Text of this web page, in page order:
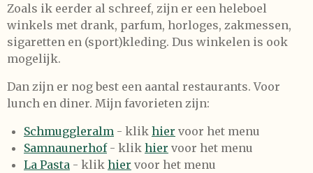
Zoals ik eerder al schreef, zijn er een heleboel
winkels met drank, parfum, horloges, zakmessen,
sigaretten en (sport)kleding. Dus winkelen is ook
mogelijk.
Dan zijn er nog best een aantal restaurants. Voor
lunch en diner. Mijn favorieten zijn:
Schmuggleralm - klik hier voor het menu
Samnaunerhof- klik hier voor het menu
La Pasta - klik hier voor het menu